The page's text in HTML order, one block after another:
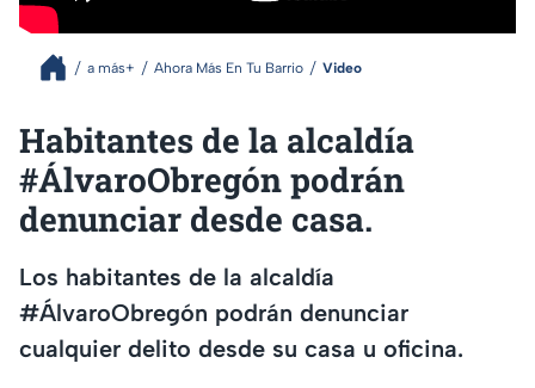
a más+ Ahora Más En Tu Barrio Video
Habitantes de la alcaldía
#ÁlvaroObregón podrán
denunciar desde casa.
Los habitantes de la alcaldía
#ÁlvaroObregón podrán denunciar
cualquier delito desde su casa u oficina.